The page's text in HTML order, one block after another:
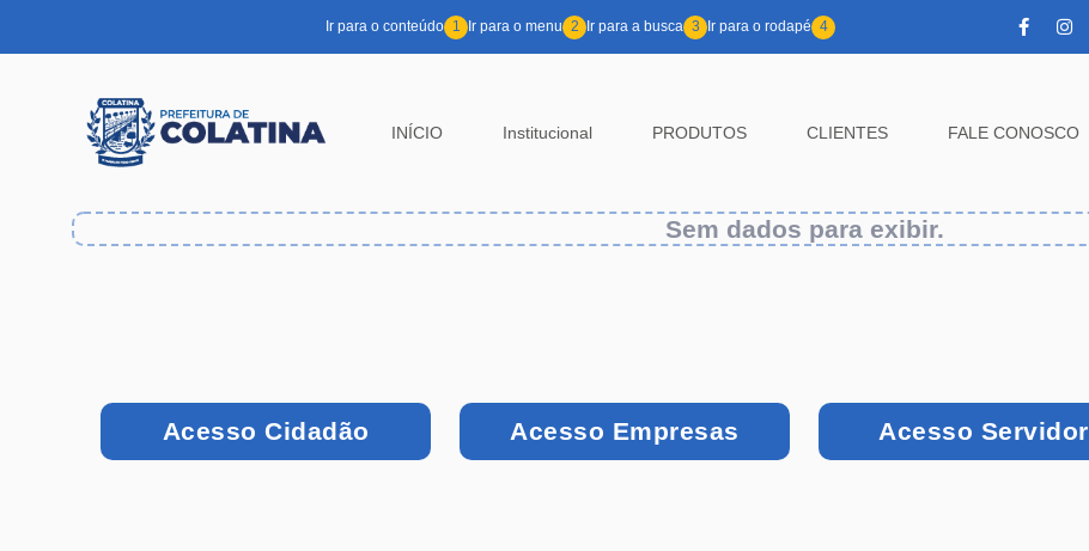
Ir para o conteúdo 1 Ir para o menu 2 Ir para a busca 3 Ir para o rodapé 4
INÍCIO Institucional PRODUTOS CLIENTES FALE CONOSCO
Sem dados para exibir.
Acesso Cidadão Acesso Empresas Acesso Servidor